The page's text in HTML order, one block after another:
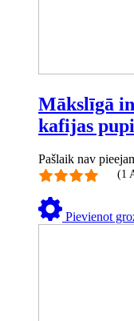
Mākslīgā
kafijas
Pašlaik nav
(1
Pievienot